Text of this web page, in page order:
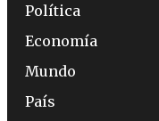
Política
Economía
Mundo
País